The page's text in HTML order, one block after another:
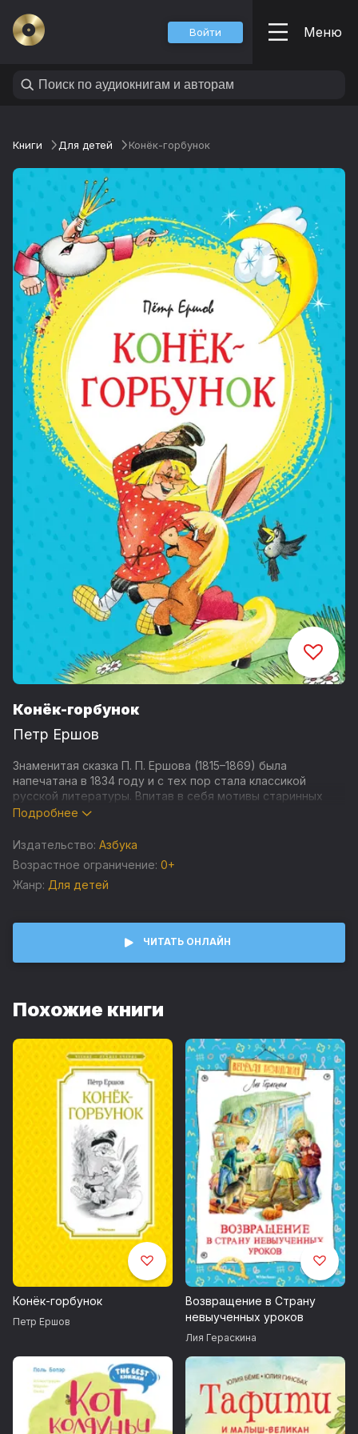
Войти Меню
Книги Для детей Конёк-горбунок
Конёк-горбунок
Петр Ершов
Знаменитая сказка П. П. Ершова (1815–1869) была
напечатана в 1834 году и с тех пор стала классикой
русской литературы. Впитав в себя мотивы старинных
народных сказок, она высмеивает царя, глупых бояр,
помощью волшебного конька-горбунка побеждает всех
справедливость.
Подробнее
Издательство: Азбука
Возрастное ограничение: 0+
Жанр: Для детей
ЧИТАТЬ ОНЛАЙН
Похожие книги
Конёк-горбунок
Петр Ершов
Возвращение в Страну
невыученных уроков
Лия Гераскина